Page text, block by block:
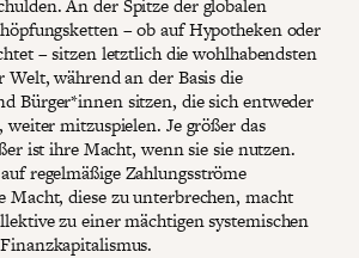
An der Spitze der globalen
– ob auf Hypotheken oder
– sitzen letztlich die wohlhabendsten
während an der Basis die
Bürger*innen sitzen, die sich entweder
mitzuspielen. Je größer das
ist ihre Macht, wenn sie sie nutzen.
regelmäßige Zahlungsströme
Macht, diese zu unterbrechen, macht
zu einer mächtigen systemischen